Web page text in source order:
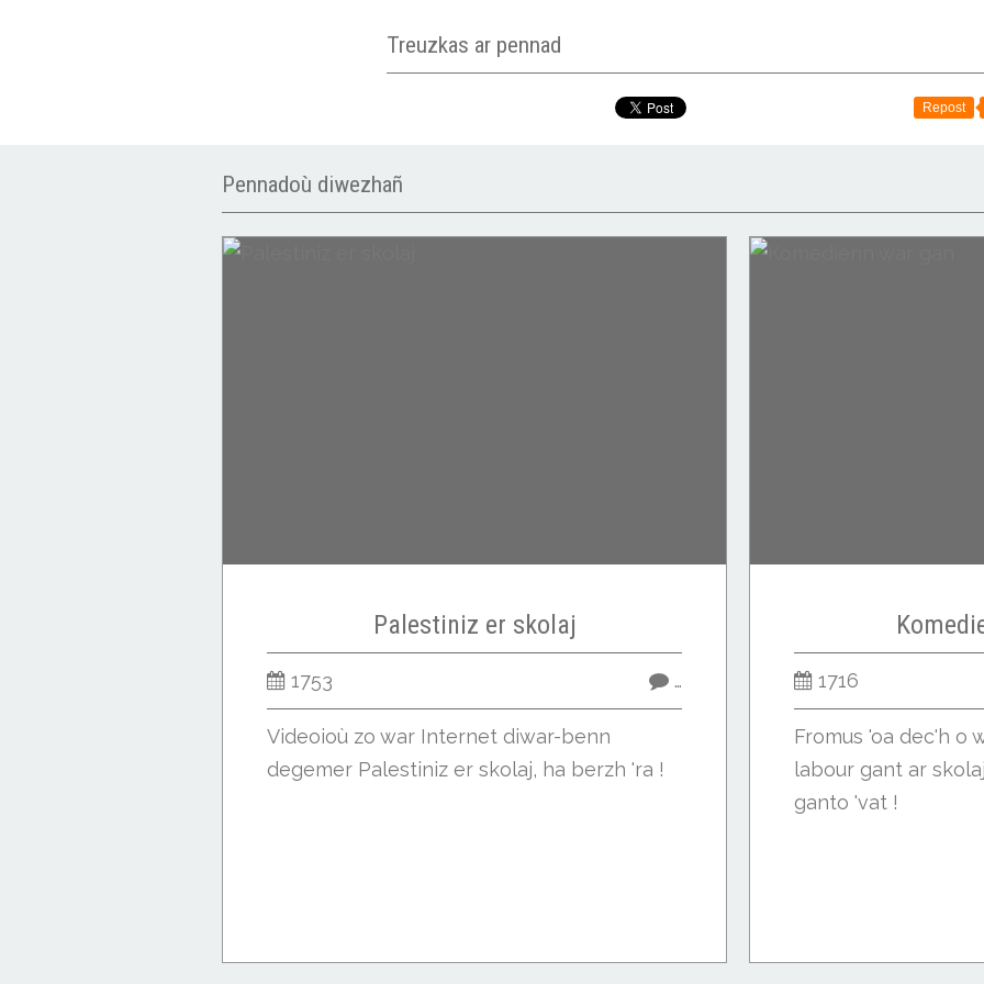
Treuzkas ar pennad
Repost
Pennadoù diwezhañ
Palestiniz er skolaj
1753 …
Videoioù zo war Internet diwar-benn
degemer Palestiniz er skolaj, ha berzh 'ra !
1716
Fromus 'oa dec'h o
labour gant ar
ganto 'vat !